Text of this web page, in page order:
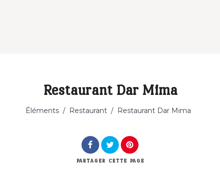
Catégorie
Restaurant Dar Mima
Éléments / Restaurant / Restaurant Dar Mima
PARTAGER CETTE PAGE